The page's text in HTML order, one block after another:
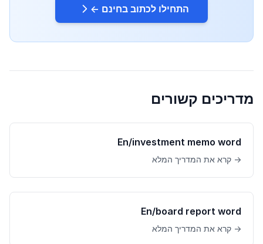
התחילו לכתוב בחינם ←
מדריכים קשורים
En/investment memo word
→ קרא את המדריך המלא
En/board report word
→ קרא את המדריך המלא